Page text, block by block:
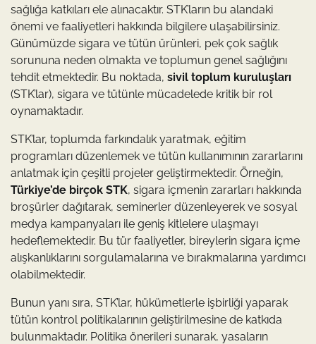
sağlığa katkıları ele alınacaktır. STK’ların bu alandaki
önemi ve faaliyetleri hakkında bilgilere ulaşabilirsiniz.
Günümüzde sigara ve tütün ürünleri, pek çok sağlık
sorununa neden olmakta ve toplumun genel sağlığını
tehdit etmektedir. Bu noktada, sivil toplum kuruluşları
(STK’lar), sigara ve tütünle mücadelede kritik bir rol
oynamaktadır.
STK’lar, toplumda farkındalık yaratmak, eğitim
programları düzenlemek ve tütün kullanımının zararlarını
anlatmak için çeşitli projeler geliştirmektedir. Örneğin,
Türkiye’de birçok STK, sigara içmenin zararları hakkında
broşürler dağıtarak, seminerler düzenleyerek ve sosyal
medya kampanyaları ile geniş kitlelere ulaşmayı
hedeflemektedir. Bu tür faaliyetler, bireylerin sigara içme
alışkanlıklarını sorgulamalarına ve bırakmalarına yardımcı
olabilmektedir.
Bunun yanı sıra, STK’lar, hükümetlerle işbirliği yaparak
tütün kontrol politikalarının geliştirilmesine de katkıda
bulunmaktadır. Politika önerileri sunarak, yasaların